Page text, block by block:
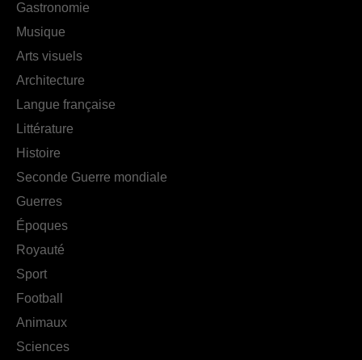
Gastronomie
Musique
Arts visuels
Architecture
Langue française
Littérature
Histoire
Seconde Guerre mondiale
Guerres
Époques
Royauté
Sport
Football
Animaux
Sciences